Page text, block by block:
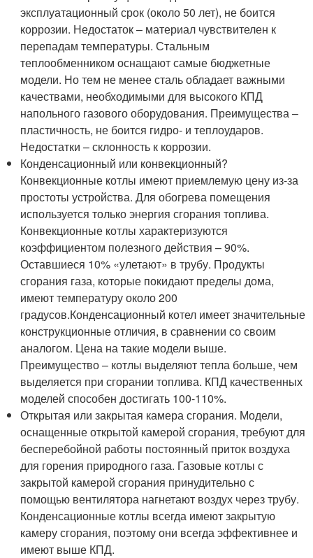
эксплуатационный срок (около 50 лет), не боится
коррозии. Недостаток – материал чувствителен к
перепадам температуры. Стальным
теплообменником оснащают самые бюджетные
модели. Но тем не менее сталь обладает важными
качествами, необходимыми для высокого КПД
напольного газового оборудования. Преимущества –
пластичность, не боится гидро- и теплоударов.
Недостатки – склонность к коррозии.
Конденсационный или конвекционный?
Конвекционные котлы имеют приемлемую цену из-за
простоты устройства. Для обогрева помещения
используется только энергия сгорания топлива.
Конвекционные котлы характеризуются
коэффициентом полезного действия – 90%.
Оставшиеся 10% «улетают» в трубу. Продукты
сгорания газа, которые покидают пределы дома,
имеют температуру около 200
градусов.Конденсационный котел имеет значительные
конструкционные отличия, в сравнении со своим
аналогом. Цена на такие модели выше.
Преимущество – котлы выделяют тепла больше, чем
выделяется при сгорании топлива. КПД качественных
моделей способен достигать 100-110%.
Открытая или закрытая камера сгорания. Модели,
оснащенные открытой камерой сгорания, требуют для
бесперебойной работы постоянный приток воздуха
для горения природного газа. Газовые котлы с
закрытой камерой сгорания принудительно с
помощью вентилятора нагнетают воздух через трубу.
Конденсационные котлы всегда имеют закрытую
камеру сгорания, поэтому они всегда эффективнее и
имеют выше КПД.